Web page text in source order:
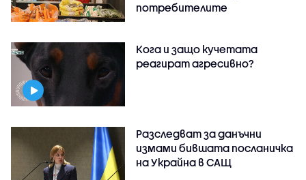
потребителите
Кога и защо кучетата
реагират агресивно?
Разследват за данъчни
измами бившата посланичка
на Украйна в САЩ